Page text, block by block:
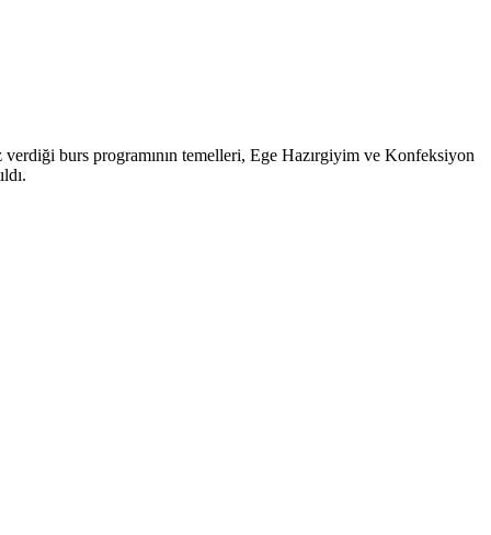
burs programının temelleri, Ege Hazırgiyim ve Konfeksiyon